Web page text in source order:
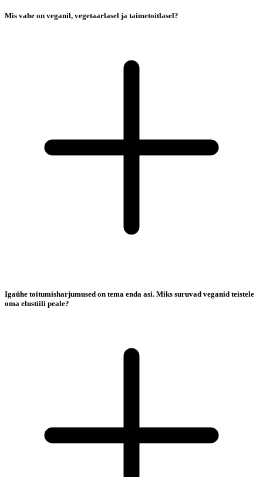
Mis vahe on veganil, vegetaarlasel ja taimetoitlasel?
Igaühe toitumisharjumused on tema enda asi. Miks suruvad veganid teistele
oma elustiili peale?